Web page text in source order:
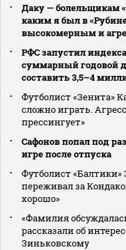
Даку — болельщикам
каким я был в
высокомерным и
РФС запустил
суммарный годовой
составить 3,5–4
Футболист «Зенита»
сложно играть.
прессингует»
Сафонов попал под
игре после отпуска
Футболист «Балтики»
переживал за
хорошо»
«Фамилия
рассказали об
Зиньковскому